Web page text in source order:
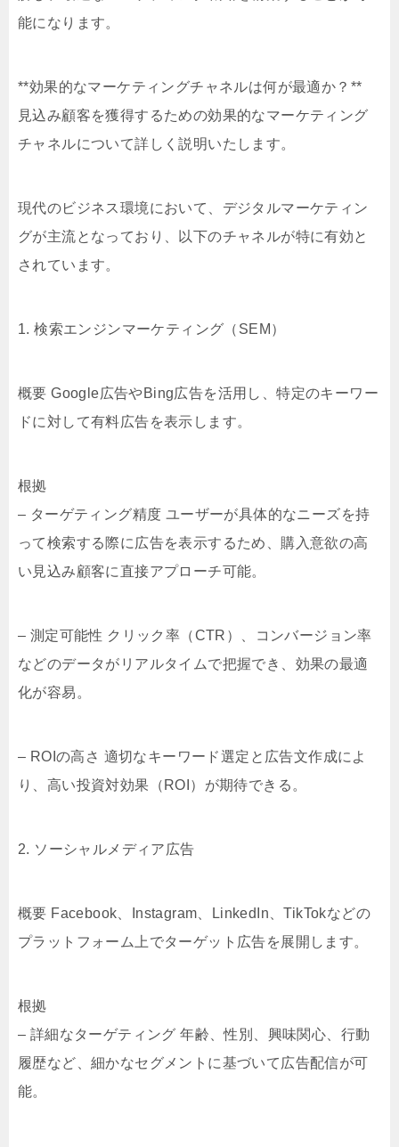
能になります。
**効果的なマーケティングチャネルは何が最適か？**
見込み顧客を獲得するための効果的なマーケティング
チャネルについて詳しく説明いたします。
現代のビジネス環境において、デジタルマーケティン
グが主流となっており、以下のチャネルが特に有効と
されています。
1. 検索エンジンマーケティング（SEM）
概要 Google広告やBing広告を活用し、特定のキーワー
ドに対して有料広告を表示します。
根拠
– ターゲティング精度 ユーザーが具体的なニーズを持
って検索する際に広告を表示するため、購入意欲の高
い見込み顧客に直接アプローチ可能。
– 測定可能性 クリック率（CTR）、コンバージョン率
などのデータがリアルタイムで把握でき、効果の最適
化が容易。
– ROIの高さ 適切なキーワード選定と広告文作成によ
り、高い投資対効果（ROI）が期待できる。
2. ソーシャルメディア広告
概要 Facebook、Instagram、LinkedIn、TikTokなどの
プラットフォーム上でターゲット広告を展開します。
根拠
– 詳細なターゲティング 年齢、性別、興味関心、行動
履歴など、細かなセグメントに基づいて広告配信が可
能。